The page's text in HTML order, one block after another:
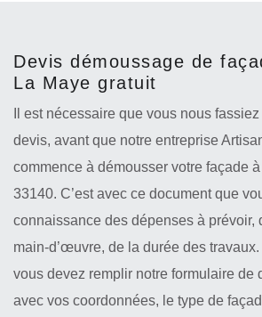
Devis démoussage de
La Maye gratuit
Il est nécessaire que vous nous
devis, avant que notre entreprise
commence à démousser votre façade
33140. C’est avec ce document que
connaissance des dépenses à prévoir,
main-d’œuvre, de la durée des
vous devez remplir notre formulaire de
avec vos coordonnées, le type de